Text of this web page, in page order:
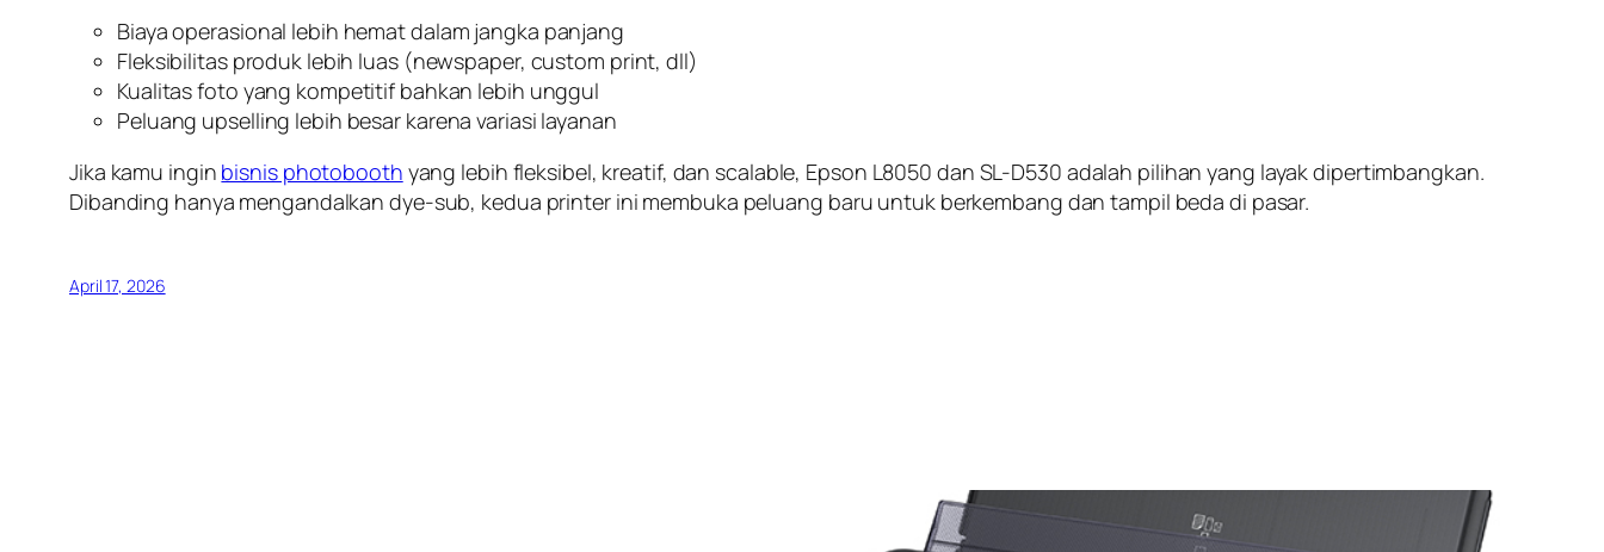
Biaya operasional lebih hemat dalam jangka panjang
Fleksibilitas produk lebih luas (newspaper, custom print, dll)
Kualitas foto yang kompetitif bahkan lebih unggul
Peluang upselling lebih besar karena variasi layanan
Jika kamu ingin bisnis photobooth yang lebih fleksibel, kreatif, dan scalable, Epson L8050 dan SL-D530 adalah pilihan yang layak dipertimbangkan.
Dibanding hanya mengandalkan dye-sub, kedua printer ini membuka peluang baru untuk berkembang dan tampil beda di pasar.
April 17, 2026